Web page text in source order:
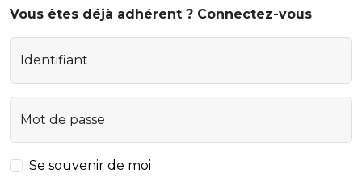
Vous êtes déjà adhérent ? Connectez-vous
Identifiant
Mot de passe
Se souvenir de moi